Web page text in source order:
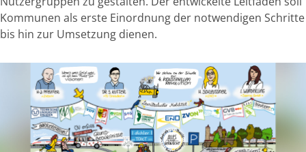
Kommunen als erste Einordnung der notwendigen Schritte
bis hin zur Umsetzung dienen.